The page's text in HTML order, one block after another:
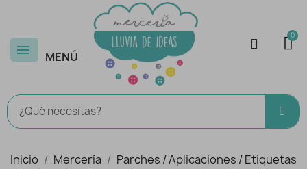
MENÚ
Inicio Mercería
Parches / Aplicaciones / Etiquetas